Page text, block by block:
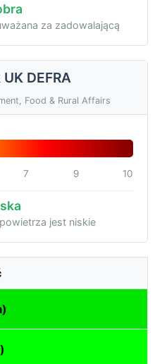
za zadowalającą
DEFRA
Food & Rural Affairs
7 9 10
jest niskie